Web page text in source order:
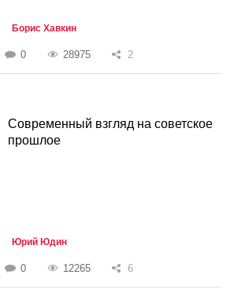
Борис Хавкин
0 28975 2
Современный взгляд на советское
прошлое
Юрий Юдин
0 12265 6